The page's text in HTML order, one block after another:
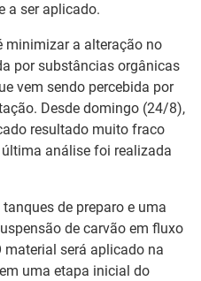
a ser aplicado.
minimizar a alteração no
por substâncias orgânicas
vem sendo percebida por
Desde domingo (24/8),
resultado muito fraco
análise foi realizada
de preparo e uma
de carvão em fluxo
material será aplicado na
uma etapa inicial do